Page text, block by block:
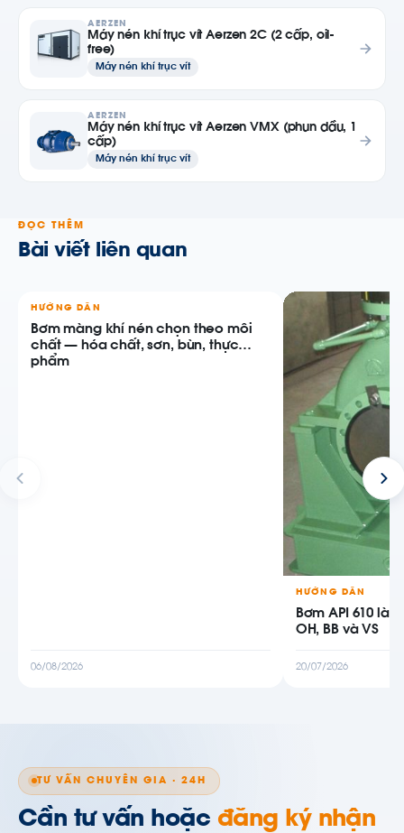
AERZEN
Máy nén khí trục vít Aerzen 2C (2 cấp, oil-
free)
Máy nén khí trục vít
AERZEN
Máy nén khí trục vít Aerzen VMX (phun dầu, 1
cấp)
Máy nén khí trục vít
ĐỌC THÊM
Bài viết liên quan
HƯỚNG DẪN
Bơm màng khí nén chọn theo môi
chất — hóa chất, sơn, bùn, thực
phẩm
06/08/2026
HƯỚNG DẪN
Bơm API 610 là
OH, BB và VS
20/07/2026
TƯ VẤN CHUYÊN GIA · 24H
Cần tư vấn hoặc đăng ký nhận